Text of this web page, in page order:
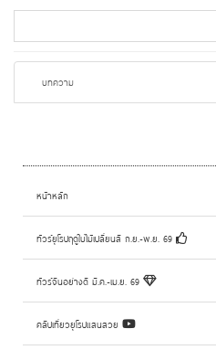
บทความ
หน้าหลัก
ทัวร์ยุโรปฤดูใบไม้เปลี่ยนสี ก.ย.-พ.ย. 69
ทัวร์จีนอย่างดี มี.ค.-เม.ย. 69
คลิปเที่ยวยุโรปแสนสวย